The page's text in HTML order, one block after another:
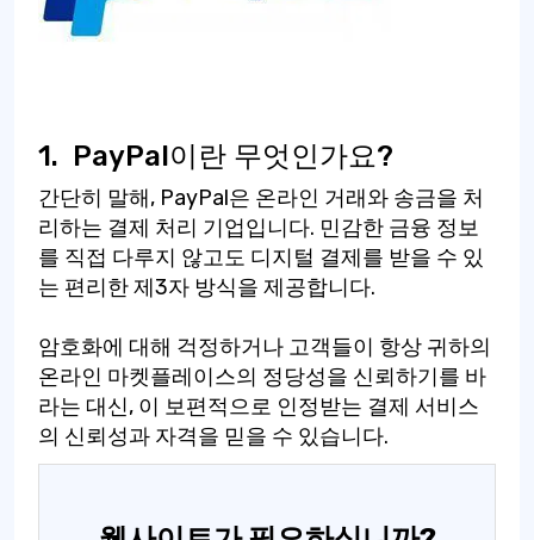
1. PayPal이란 무엇인가요?
간단히 말해, PayPal은 온라인 거래와 송금을 처
리하는 결제 처리 기업입니다. 민감한 금융 정보
를 직접 다루지 않고도 디지털 결제를 받을 수 있
는 편리한 제3자 방식을 제공합니다.
암호화에 대해 걱정하거나 고객들이 항상 귀하의
온라인 마켓플레이스의 정당성을 신뢰하기를 바
라는 대신, 이 보편적으로 인정받는 결제 서비스
의 신뢰성과 자격을 믿을 수 있습니다.